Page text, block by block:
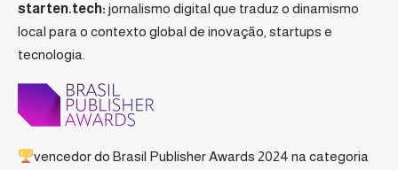
starten.tech: jornalismo digital que traduz o dinamismo
local para o contexto global de inovação, startups e
tecnologia.
vencedor do Brasil Publisher Awards 2024 na categoria